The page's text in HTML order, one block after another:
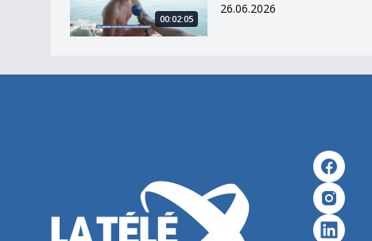
00:02:05
26.06.2026